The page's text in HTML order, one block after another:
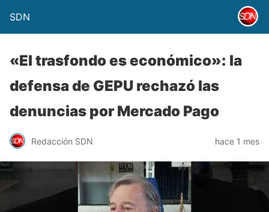
SDN
«El trasfondo es económico»: la
defensa de GEPU rechazó las
denuncias por Mercado Pago
Redacción SDN hace 1 mes